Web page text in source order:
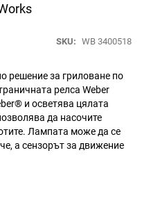
SKU WB 3400518
решение за гриловане по
релса Weber
и осветява цялата
да насочите
Лампата може да се
а сензорът за движение